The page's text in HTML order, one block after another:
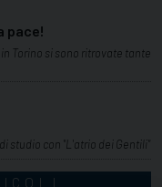
pace!
Torino si sono ritrovate tante
studio con "L'atrio dei Gentili"